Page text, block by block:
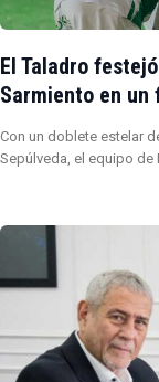
El Taladro
Sarmiento en
Con un doblete estelar
Sepúlveda, el equipo de